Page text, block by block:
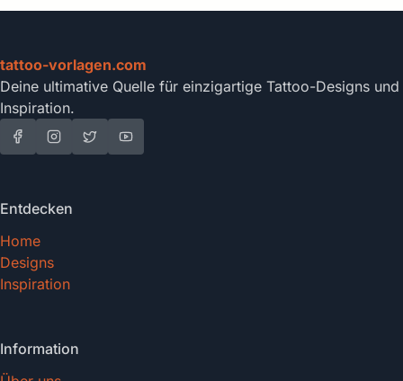
tattoo-vorlagen.com
Deine ultimative Quelle für einzigartige Tattoo-Designs und
Inspiration.
Entdecken
Home
Designs
Inspiration
Information